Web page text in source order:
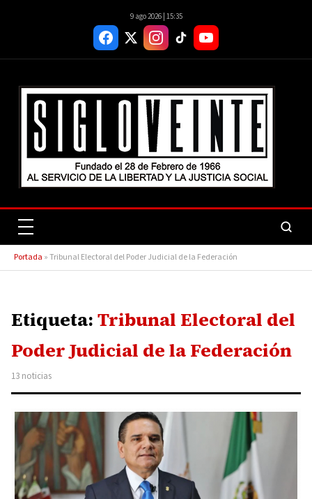
9 ago 2026 | 15:35
Portada »Tribunal Electoral del Poder Judicial de la Federación
Etiqueta:Tribunal Electoral del
Poder Judicial de la Federación
13 noticias